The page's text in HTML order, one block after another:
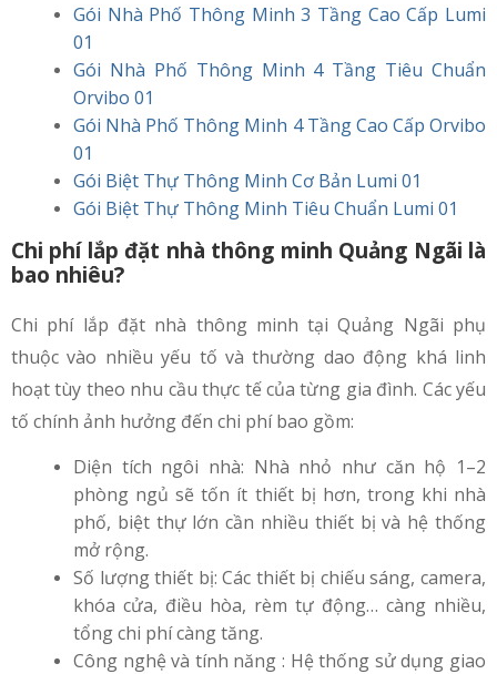
Gói Nhà Phố Thông Minh 3 Tầng Cao Cấp Lumi
01
Gói Nhà Phố Thông Minh 4 Tầng Tiêu Chuẩn
Orvibo 01
Gói Nhà Phố Thông Minh 4 Tầng Cao Cấp Orvibo
01
Gói Biệt Thự Thông Minh Cơ Bản Lumi 01
Gói Biệt Thự Thông Minh Tiêu Chuẩn Lumi 01
Chi phí lắp đặt nhà thông minh Quảng Ngãi là
bao nhiêu?
Chi phí lắp đặt nhà thông minh tại Quảng Ngãi phụ
thuộc vào nhiều yếu tố và thường dao động khá linh
hoạt tùy theo nhu cầu thực tế của từng gia đình. Các yếu
tố chính ảnh hưởng đến chi phí bao gồm:
Diện tích ngôi nhà: Nhà nhỏ như căn hộ 1–2
phòng ngủ sẽ tốn ít thiết bị hơn, trong khi nhà
phố, biệt thự lớn cần nhiều thiết bị và hệ thống
mở rộng.
Số lượng thiết bị: Các thiết bị chiếu sáng, camera,
khóa cửa, điều hòa, rèm tự động… càng nhiều,
tổng chi phí càng tăng.
Công nghệ và tính năng : Hệ thống sử dụng giao